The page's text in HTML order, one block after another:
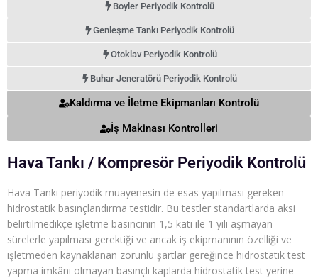
Boyler Periyodik Kontrolü
Genleşme Tankı Periyodik Kontrolü
Otoklav Periyodik Kontrolü
Buhar Jeneratörü Periyodik Kontrolü
Kaldırma ve İletme Ekipmanları Kontrolü
İş Makinası Kontrolleri
Hava Tankı / Kompresör Periyodik Kontrolü
Hava Tankı periyodik muayenesin de esas yapılması gereken
hidrostatik basınçlandırma testidir. Bu testler standartlarda aksi
belirtilmedikçe işletme basıncının 1,5 katı ile 1 yılı aşmayan
sürelerle yapılması gerektiği ve ancak iş ekipmanının özelliği ve
işletmeden kaynaklanan zorunlu şartlar gereğince hidrostatik test
yapma imkânı olmayan basınçlı kaplarda hidrostatik test yerine